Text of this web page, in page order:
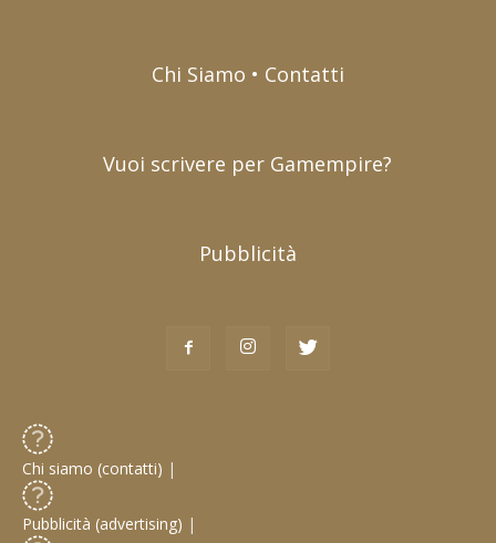
Chi Siamo • Contatti
Vuoi scrivere per Gamempire?
Pubblicità
Chi siamo (contatti) |
Pubblicità (advertising) |